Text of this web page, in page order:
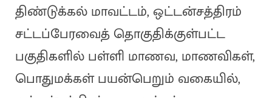
திண்டுக்கல் மாவட்டம், ஒட்டன்சத்திரம்
சட்டப்பேரவைத் தொகுதிக்குள்பட்ட
பகுதிகளில் பள்ளி மாணவ, மாணவிகள்,
பொதுமக்கள் பயன்பெறும் வகையில்,